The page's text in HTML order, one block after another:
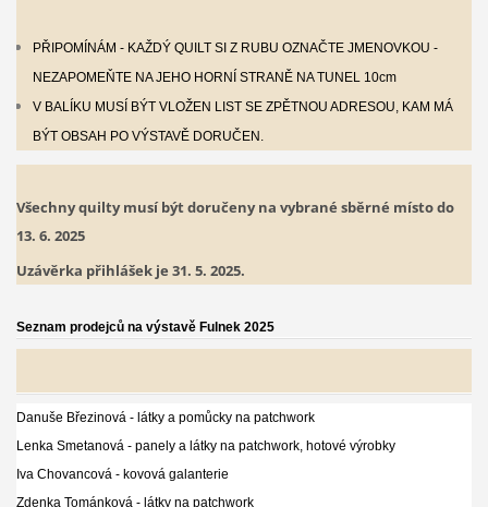
PŘIPOMÍNÁM - KAŽDÝ QUILT SI Z RUBU OZNAČTE JMENOVKOU -
NEZAPOMEŇTE NA JEHO HORNÍ STRANĚ NA TUNEL 10cm
V BALÍKU MUSÍ BÝT VLOŽEN LIST SE ZPĚTNOU ADRESOU, KAM MÁ
BÝT OBSAH PO VÝSTAVĚ DORUČEN.
Všechny quilty musí být doručeny na vybrané sběrné místo do
13. 6. 2025
Uzávěrka přihlášek je 31. 5. 2025.
Seznam prodejců na výstavě Fulnek 2025
Danuše Březinová - látky a pomůcky na patchwork
Lenka Smetanová - panely a látky na patchwork, hotové výrobky
Iva Chovancová - kovová galanterie
Zdenka Tománková - látky na patchwork